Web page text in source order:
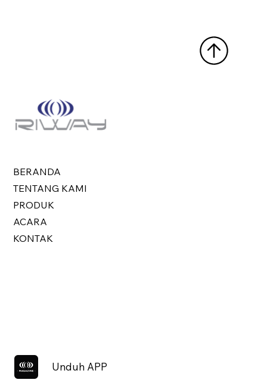
BERANDA
TENTANG KAMI
PRODUK
ACARA
KONTAK
Unduh APP